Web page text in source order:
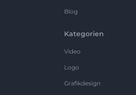
Blog
Kategorien
Video
Logo
Grafikdesign